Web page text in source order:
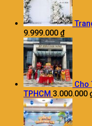
9.999.000 ₫
Cho
TPHCM 3.000.000